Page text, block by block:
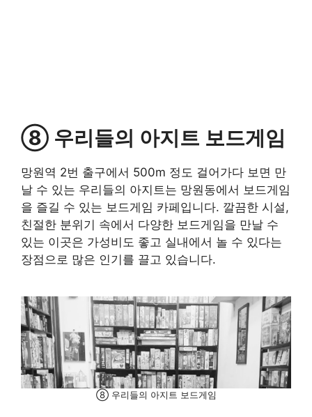
⑧ 우리들의 아지트 보드게임
망원역 2번 출구에서 500m 정도 걸어가다 보면 만
날 수 있는 우리들의 아지트는 망원동에서 보드게임
을 즐길 수 있는 보드게임 카페입니다. 깔끔한 시설,
친절한 분위기 속에서 다양한 보드게임을 만날 수
있는 이곳은 가성비도 좋고 실내에서 놀 수 있다는
장점으로 많은 인기를 끌고 있습니다.
⑧ 우리들의 아지트 보드게임